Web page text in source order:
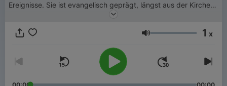
Ereignisse. Sie ist evangelisch geprägt, längst aus der Kirche
ausgetreten und sehr gespannt darauf, ob Andreas Englisch ihr
näher bringen kann. Gemeinsam und am täglichen Puls der
dieses Konklaves im Jahr 2025 und liefern einzigartige
Hintergründe und Perspektiven aus dem Herzen des Vatikans.
Lautstärke 1 x